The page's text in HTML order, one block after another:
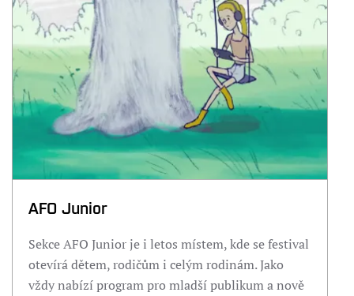
AFO Junior
Sekce AFO Junior je i letos místem, kde se festival
otevírá dětem, rodičům i celým rodinám. Jako
vždy nabízí program pro mladší publikum a nově